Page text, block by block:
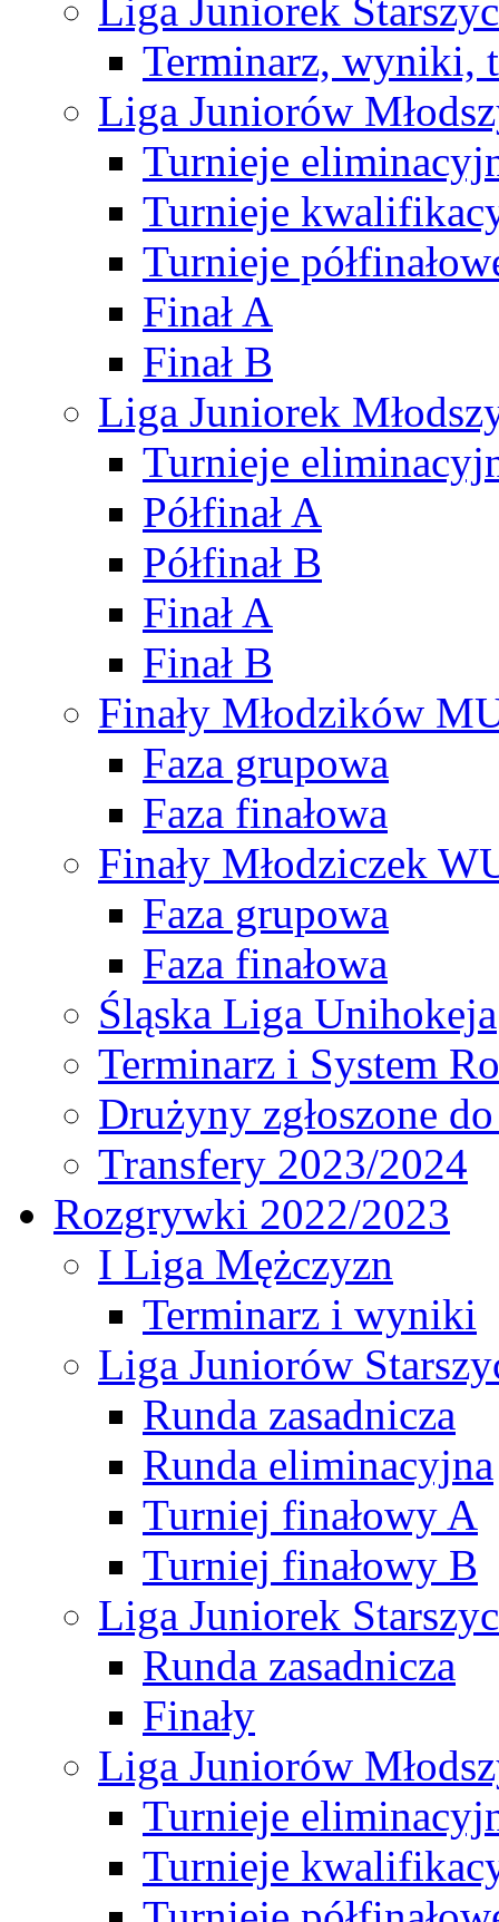
Liga Juniorek
Terminarz, wyniki,
Liga Juniorów
Turnieje
Turnieje
Turnieje
Finał A
Finał B
Liga Juniorek
Turnieje
Półfinał A
Półfinał B
Finał A
Finał B
Finały Młodzików
Faza grupowa
Faza finałowa
Finały Młodziczek
Faza grupowa
Faza finałowa
Śląska Liga Unihokeja
Terminarz i System
Drużyny zgłoszone
Transfery 2023/2024
Rozgrywki 2022/2023
I Liga Mężczyzn
Terminarz i wyniki
Liga Juniorów
Runda zasadnicza
Runda eliminacyjna
Turniej finałowy A
Turniej finałowy B
Liga Juniorek
Runda zasadnicza
Finały
Liga Juniorów
Turnieje
Turnieje